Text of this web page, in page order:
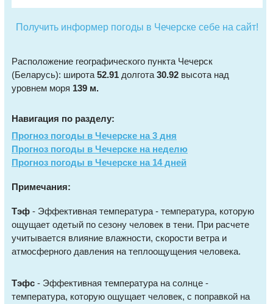
Получить информер погоды в Чечерске себе на сайт!
Расположение географического пункта Чечерск
(Беларусь): широта 52.91 долгота 30.92 высота над
уровнем моря 139 м.
Навигация по разделу:
Прогноз погоды в Чечерске на 3 дня
Прогноз погоды в Чечерске на неделю
Прогноз погоды в Чечерске на 14 дней
Примечания:
Тэф - Эффективная температура - температура, которую
ощущает одетый по сезону человек в тени. При расчете
учитывается влияние влажности, скорости ветра и
атмосферного давления на теплоощущения человека.
Тэфс - Эффективная температура на солнце -
температура, которую ощущает человек, с поправкой на